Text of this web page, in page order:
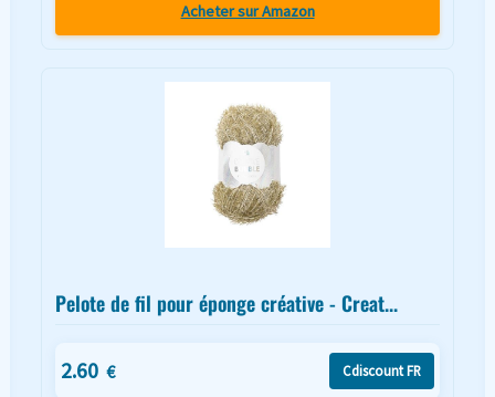
Acheter sur Amazon
Pelote de fil pour éponge créative - Creat...
2.60 € Cdiscount FR